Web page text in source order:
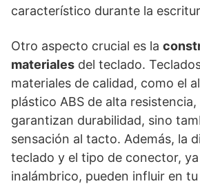
característico durante la
Otro aspecto crucial es la
materiales del teclado.
materiales de calidad, como el
plástico ABS de alta
garantizan durabilidad, sino
sensación al tacto. Además, la
teclado y el tipo de conector, ya
inalámbrico, pueden influir en